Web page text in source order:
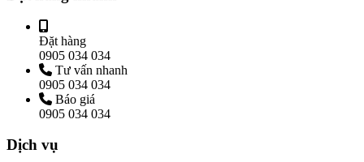
Đặt hàng
0905 034 034
Tư vấn nhanh
0905 034 034
Báo giá
0905 034 034
Dịch vụ